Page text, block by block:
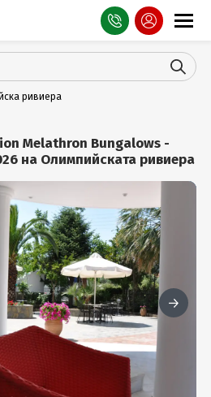
ривиера
Melathron Bungalows -
на Олимпийската ривиера